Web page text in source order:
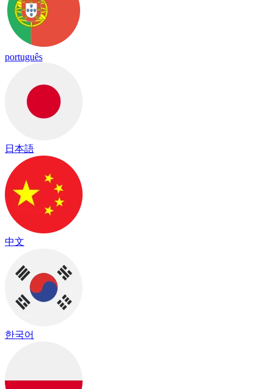
português
日本語
中文
한국어